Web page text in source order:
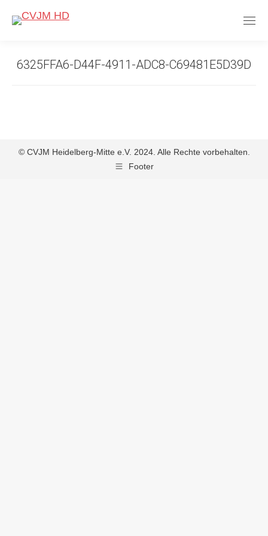
6325FFA6-D44F-4911-ADC8-C69481E5D39D
© CVJM Heidelberg-Mitte e.V. 2024. Alle Rechte vorbehalten.
Footer